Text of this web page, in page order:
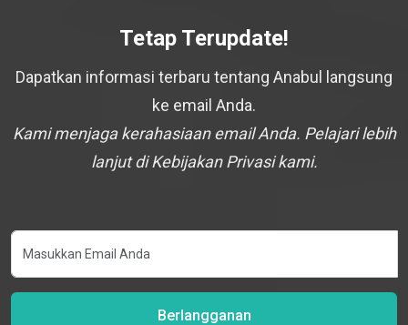
Tetap Terupdate!
Dapatkan informasi terbaru tentang Anabul langsung
ke email Anda.
Kami menjaga kerahasiaan email Anda. Pelajari lebih
lanjut di Kebijakan Privasi kami.
Berlangganan